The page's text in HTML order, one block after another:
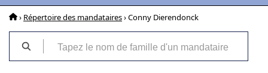
› Répertoire des mandataires› Conny Dierendonck